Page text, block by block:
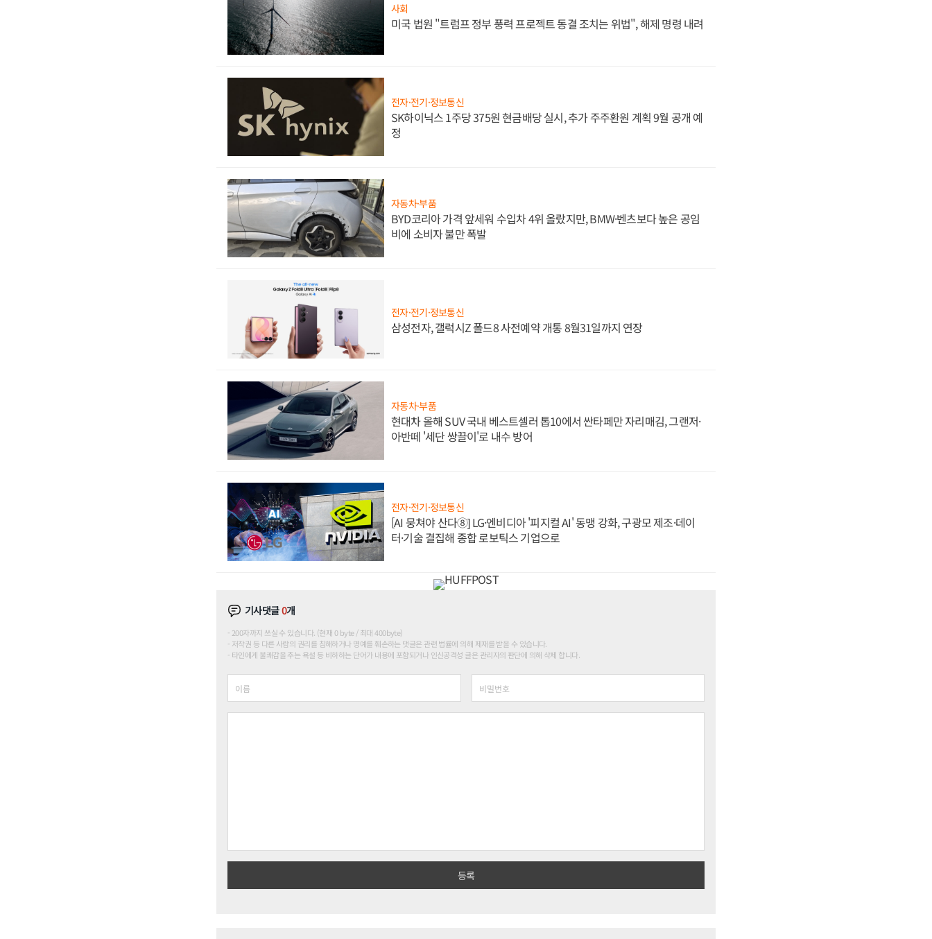
사회
미국 법원 "트럼프 정부 풍력 프로젝트 동결 조치는 위법", 해제 명령 내려
전자·전기·정보통신
SK하이닉스 1주당 375원 현금배당 실시, 추가 주주환원 계획 9월 공개 예
정
자동차·부품
BYD코리아 가격 앞세워 수입차 4위 올랐지만, BMW·벤츠보다 높은 공임
비에 소비자 불만 폭발
전자·전기·정보통신
삼성전자, 갤럭시Z 폴드8 사전예약 개통 8월31일까지 연장
자동차·부품
현대차 올해 SUV 국내 베스트셀러 톱10에서 싼타페만 자리매김, 그랜저·
아반떼 '세단 쌍끌이'로 내수 방어
전자·전기·정보통신
[AI 뭉쳐야 산다⑧] LG·엔비디아 '피지컬 AI' 동맹 강화, 구광모 제조·데이
터·기술 결집해 종합 로보틱스 기업으로
기사댓글0개
200자까지 쓰실 수 있습니다. (현재 0 byte / 최대 400byte)
저작권 등 다른 사람의 권리를 침해하거나 명예를 훼손하는 댓글은 관련 법률에 의해 제재를 받을 수 있습니다.
타인에게 불쾌감을 주는 욕설 등 비하하는 단어가 내용에 포함되거나 인신공격성 글은 관리자의 판단에 의해 삭제 합니다.